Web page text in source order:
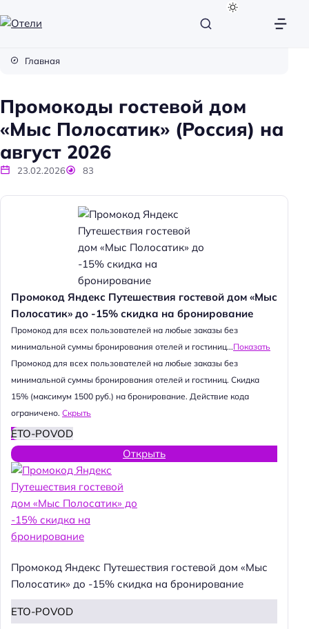
и
Главная
Промокоды гостевой дом
«Мыс Полосатик» (Россия) на
август 2026
23.02.2026 83
Промокод Яндекс Путешествия гостевой дом «Мыс
Полосатик» до -15% скидка на бронирование
Промокод для всех пользователей на любые заказы без
минимальной суммы бронирования отелей и гостиниц...Показать
Промокод для всех пользователей на любые заказы без
минимальной суммы бронирования отелей и гостиниц. Скидка
15% (максимум 1500 руб.) на бронирование. Действие кода
ограничено. Скрыть
ETO-POVOD
Открыть
Промокод Яндекс Путешествия гостевой дом «Мыс
Полосатик» до -15% скидка на бронирование
ETO-POVOD